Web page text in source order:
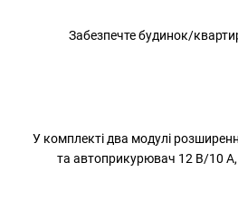
Забезпечте будинок/
У комплекті два модулі
та автоприкурювач 12 В/10 А,